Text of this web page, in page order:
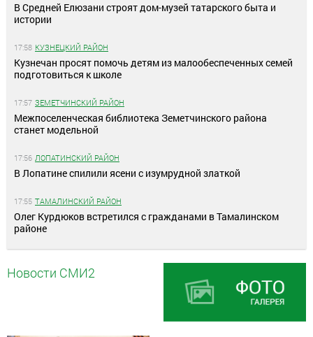
В Средней Елюзани строят дом-музей татарского быта и
истории
17:58 КУЗНЕЦКИЙ РАЙОН
Кузнечан просят помочь детям из малообеспеченных семей
подготовиться к школе
17:57 ЗЕМЕТЧИНСКИЙ РАЙОН
Межпоселенческая библиотека Земетчинского района
станет модельной
17:56 ЛОПАТИНСКИЙ РАЙОН
В Лопатине спилили ясени с изумрудной златкой
17:55 ТАМАЛИНСКИЙ РАЙОН
Олег Курдюков встретился с гражданами в Тамалинском
районе
Новости СМИ2